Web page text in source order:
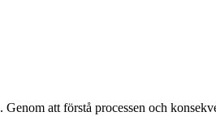
att förstå processen och